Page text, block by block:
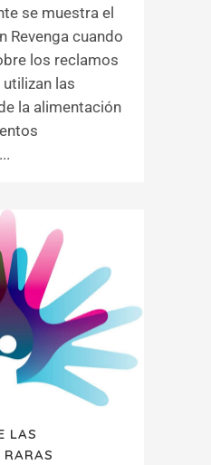
se muestra el
Revenga cuando
los reclamos
las
la alimentación
LAS
RARAS